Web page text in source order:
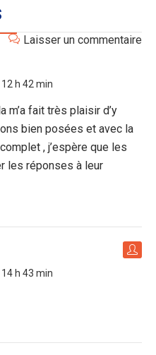
Laisser un commentaire
h 42 min
m’a fait très plaisir d’y
bien posées et avec la
, j’espère que les
les réponses à leur
h 43 min